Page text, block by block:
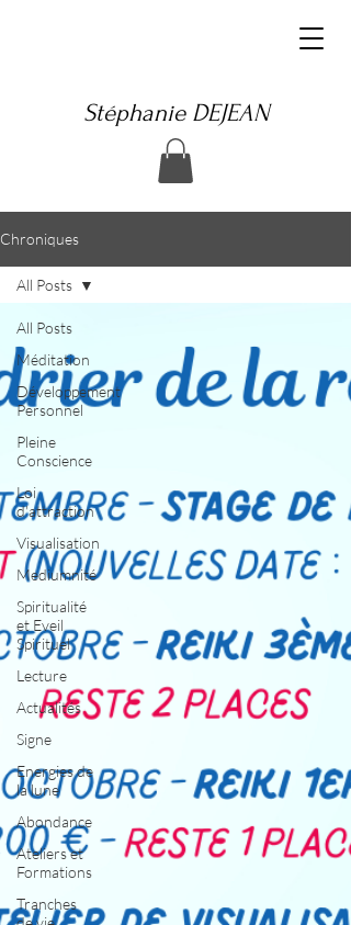
Stéphanie DEJEAN
Chroniques
All Posts
Méditation
Développement
Personnel
Pleine
Conscience
Loi
d'attraction
Visualisation
Mediumnité
Spiritualité
et Eveil
Spirituel
Lecture
Actualités
Signe
Energies de
la lune
Abondance
Ateliers et
Formations
Tranches
All Posts